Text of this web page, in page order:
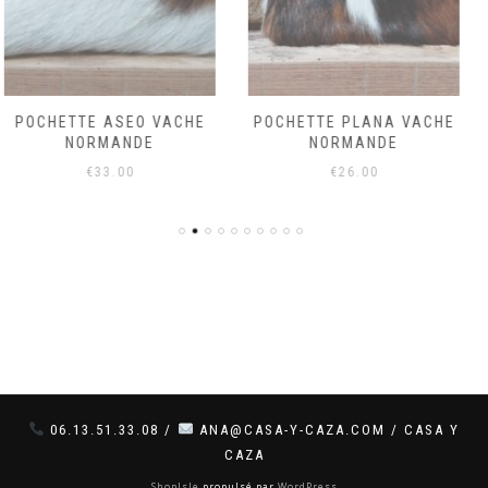
POCHETTE PLANA VACHE
NORMANDE
€26.00
PORTE CLÉS | BOIS DE
CERF
€10.00
06.13.51.33.08 /
ANA@CASA-Y-CAZA.COM / CASA Y
CAZA